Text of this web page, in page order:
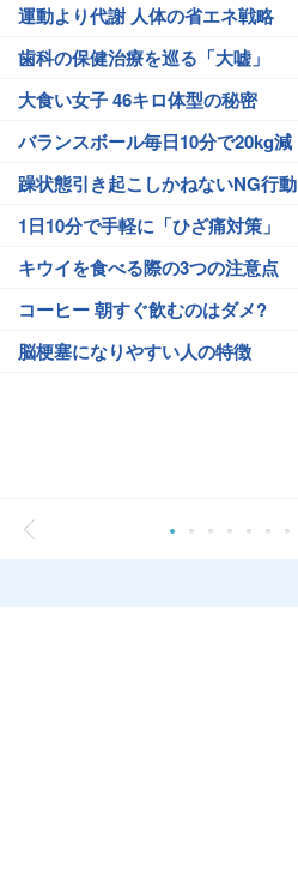
運動より代謝 人体の省エネ戦略
歯科の保健治療を巡る「大嘘」
大食い女子 46キロ体型の秘密
バランスボール毎日10分で20kg減
躁状態引き起こしかねないNG行動
1日10分で手軽に「ひざ痛対策」
キウイを食べる際の3つの注意点
コーヒー 朝すぐ飲むのはダメ?
脳梗塞になりやすい人の特徴